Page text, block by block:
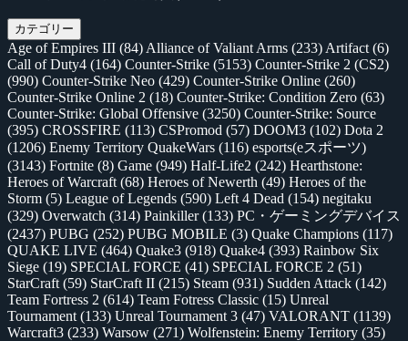
カテゴリー
Age of Empires III (84) Alliance of Valiant Arms (233) Artifact (6)
Call of Duty4 (164) Counter-Strike (5153) Counter-Strike 2 (CS2)
(990) Counter-Strike Neo (429) Counter-Strike Online (260)
Counter-Strike Online 2 (18) Counter-Strike: Condition Zero (63)
Counter-Strike: Global Offensive (3250) Counter-Strike: Source
(395) CROSSFIRE (113) CSPromod (57) DOOM3 (102) Dota 2
(1206) Enemy Territory QuakeWars (116) esports(eスポーツ)
(3143) Fortnite (8) Game (949) Half-Life2 (242) Hearthstone:
Heroes of Warcraft (68) Heroes of Newerth (49) Heroes of the
Storm (5) League of Legends (590) Left 4 Dead (154) negitaku
(329) Overwatch (314) Painkiller(133) PC・ゲーミングデバイス
(2437) PUBG (252) PUBG MOBILE (3) Quake Champions (117)
QUAKE LIVE (464) Quake3 (918) Quake4 (393) Rainbow Six
Siege (19) SPECIAL FORCE (41) SPECIAL FORCE 2 (51)
StarCraft (59) StarCraft II (215) Steam (931) Sudden Attack (142)
Team Fortress 2 (614) Team Fotress Classic (15) Unreal
Tournament (133) Unreal Tournament 3 (47) VALORANT (1139)
Warcraft3 (233) Warsow (271) Wolfenstein: Enemy Territory (35)